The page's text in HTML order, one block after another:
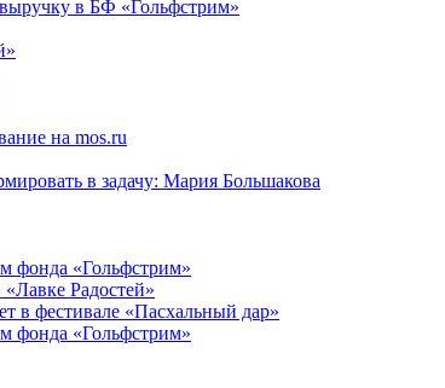
Радостей»
в фестивале «Пасхальный дар»